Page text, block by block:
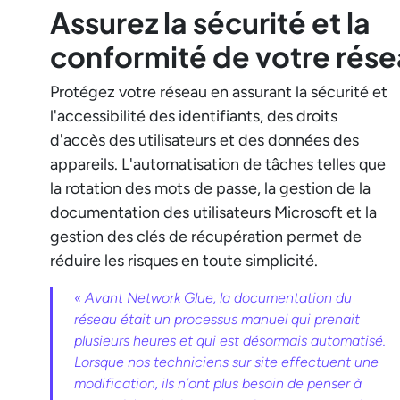
Assurez la sécurité et la
conformité de votre
Protégez votre réseau en assurant la sécurité et
l'accessibilité des identifiants, des droits
d'accès des utilisateurs et des données des
appareils. L'automatisation de tâches telles que
la rotation des mots de passe, la gestion de la
documentation des utilisateurs Microsoft et la
gestion des clés de récupération permet de
réduire les risques en toute simplicité.
« Avant Network Glue, la documentation du
réseau était un processus manuel qui prenait
plusieurs heures et qui est désormais automatisé.
Lorsque nos techniciens sur site effectuent une
modification, ils n’ont plus besoin de penser à